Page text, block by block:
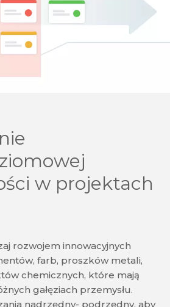
w projektach
rozwojem innowacyjnych
farb, proszków metali,
chemicznych, które mają
gałęziach przemysłu.
nadrzędny- podrzędny, aby